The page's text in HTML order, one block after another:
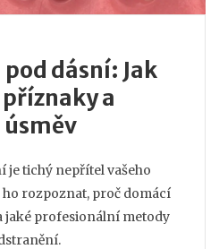
dásní: Jak
a
úsměv
je tichý nepřítel vašeho
ho rozpoznat, proč domácí
profesionální metody